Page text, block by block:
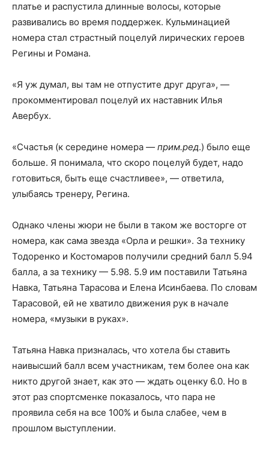
платье и распустила длинные волосы, которые
развивались во время поддержек. Кульминацией
номера стал страстный поцелуй лирических героев
Регины и Романа.
«Я уж думал, вы там не отпустите друг друга», —
прокомментировал поцелуй их наставник Илья
Авербух.
«Счастья (к середине номера — прим.ред.) было еще
больше. Я понимала, что скоро поцелуй будет, надо
готовиться, быть еще счастливее», — ответила,
улыбаясь тренеру, Регина.
Однако члены жюри не были в таком же восторге от
номера, как сама звезда «Орла и решки». За технику
Тодоренко и Костомаров получили средний балл 5.94
балла, а за технику — 5.98. 5.9 им поставили Татьяна
Навка, Татьяна Тарасова и Елена Исинбаева. По словам
Тарасовой, ей не хватило движения рук в начале
номера, «музыки в руках».
Татьяна Навка призналась, что хотела бы ставить
наивысший балл всем участникам, тем более она как
никто другой знает, как это — ждать оценку 6.0. Но в
этот раз спортсменке показалось, что пара не
проявила себя на все 100% и была слабее, чем в
прошлом выступлении.